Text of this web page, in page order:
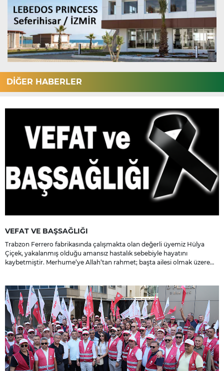
DİĞER HABERLER
VEFAT VE BAŞSAĞLIĞI
Trabzon Ferrero fabrikasında çalışmakta olan değerli üyemiz Hülya
Çiçek, yakalanmış olduğu amansız hastalık sebebiyle hayatını
kaybetmiştir. Merhume’ye Allah’tan rahmet; başta ailesi olmak üzere